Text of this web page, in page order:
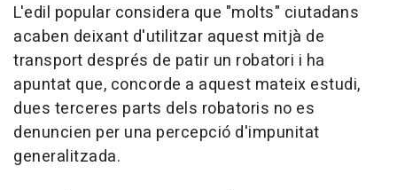
L'edil popular considera que "molts" ciutadans
acaben deixant d'utilitzar aquest mitjà de
transport després de patir un robatori i ha
apuntat que, concorde a aquest mateix estudi,
dues terceres parts dels robatoris no es
denuncien per una percepció d'impunitat
generalitzada.